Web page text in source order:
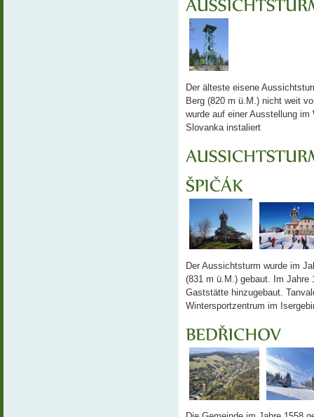
Der älteste eisene
Berg (820 m ü.M.) nicht weit
wurde auf einer Ausstellung
Slovanka instaliert
Der Aussichtsturm wurde im
(831 m ü.M.) gebaut. Im Jahre
Gaststätte hinzugebaut.
Wintersportzentrum im